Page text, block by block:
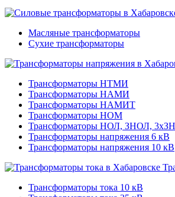
Масляные трансформаторы
Сухие трансформаторы
Трансформаторы НТМИ
Трансформаторы НАМИ
Трансформаторы НАМИТ
Трансформаторы НОМ
Трансформаторы НОЛ, ЗНОЛ,
Трансформаторы напряжения 6 кВ
Трансформаторы напряжения 10 кВ
Трансформаторы тока 10 кВ